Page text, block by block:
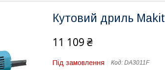
Кутовий дриль
11 109 ₴
Під замовлення Код: DA3011F